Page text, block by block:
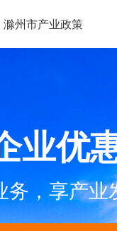
滁州市产业政策
业优
务，享产业